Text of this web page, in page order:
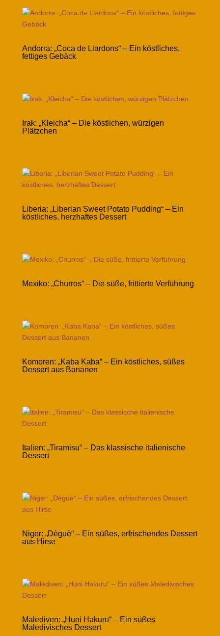
Andorra: „Coca de Llardons“ – Ein köstliches,
fettiges Gebäck
Irak: „Kleicha“ – Die köstlichen, würzigen
Plätzchen
Liberia: „Liberian Sweet Potato Pudding“ – Ein
köstliches, herzhaftes Dessert
Mexiko: „Churros“ – Die süße, frittierte Verführung
Komoren: „Kaba Kaba“ – Ein köstliches, süßes
Dessert aus Bananen
Italien: „Tiramisu“ – Das klassische italienische
Dessert
Niger: „Dèguè“ – Ein süßes, erfrischendes Dessert
aus Hirse
Malediven: „Huni Hakuru“ – Ein süßes
Maledivisches Dessert